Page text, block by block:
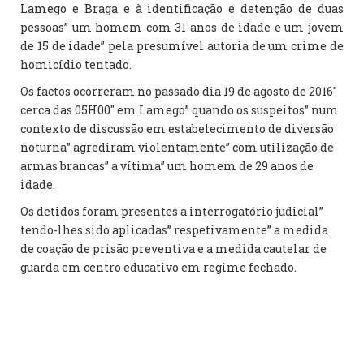
Lamego e Braga e à identificação e detenção de duas
pessoas” um homem com 31 anos de idade e um jovem
de 15 de idade” pela presumível autoria de um crime de
homicídio tentado.
Os factos ocorreram no passado dia 19 de agosto de 2016″
cerca das 05H00″ em Lamego” quando os suspeitos” num
contexto de discussão em estabelecimento de diversão
noturna” agrediram violentamente” com utilização de
armas brancas” a vítima” um homem de 29 anos de
idade.
Os detidos foram presentes a interrogatório judicial”
tendo-lhes sido aplicadas” respetivamente” a medida
de coação de prisão preventiva e a medida cautelar de
guarda em centro educativo em regime fechado.